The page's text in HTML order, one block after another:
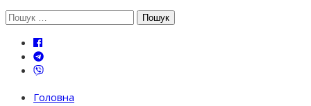
Шукати:
Головна